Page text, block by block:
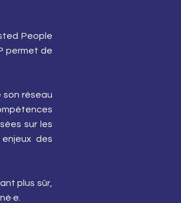
People
permet de
son réseau
sur les
des
plus sûr,